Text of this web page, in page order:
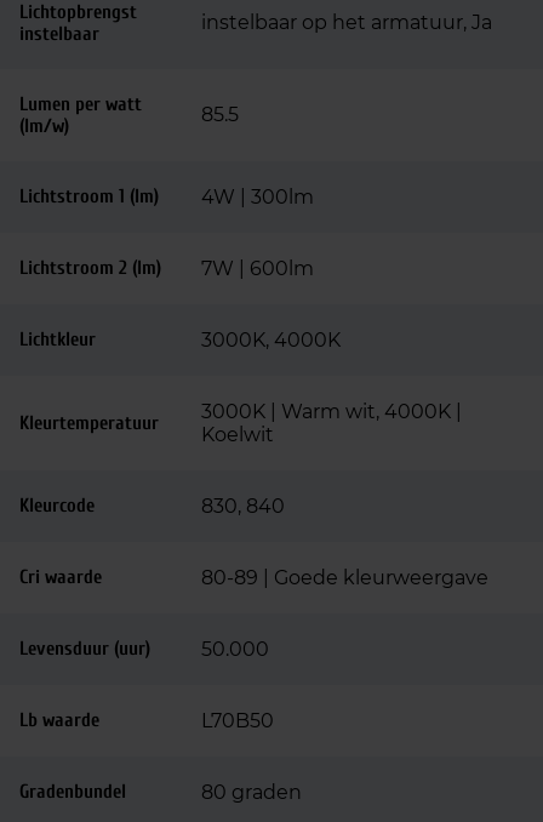
Lichtopbrengst
instelbaar
instelbaar op het armatuur, Ja
Lumen per watt
(lm/w)
85.5
Lichtstroom 1 (lm) 4W | 300lm
Lichtstroom 2 (lm) 7W | 600lm
Lichtkleur 3000K, 4000K
Kleurtemperatuur
3000K | Warm wit, 4000K |
Koelwit
Kleurcode 830, 840
Cri waarde 80-89 | Goede kleurweergave
Levensduur (uur) 50.000
Lb waarde L70B50
Gradenbundel 80 graden